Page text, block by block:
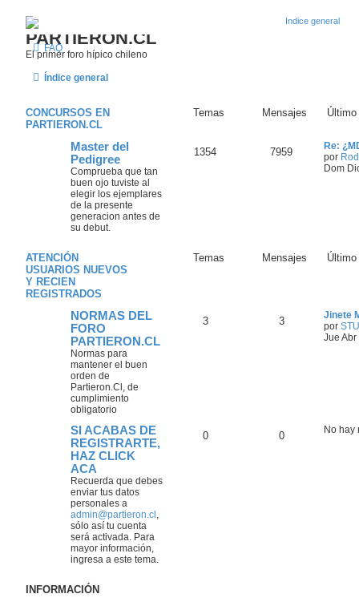
¿Qué esperas? Regístrate como usuario en
PARTIERON.CL
El primer foro hípico chileno
FAQ
Índice general
CONCURSOS EN
PARTIERON.CL
Temas Mensajes
Master del
Pedigree
Comprueba que tan
buen ojo tuviste al
elegir los ejemplares
de la presente
generacion antes de
su debut.
1354 7959
Re:
por
Dom
ATENCIÓN
USUARIOS NUEVOS
Y RECIEN
REGISTRADOS
Temas Mensajes
NORMAS DEL
FORO
PARTIERON.CL
Normas para
mantener el buen
orden de
Partieron.Cl, de
cumplimiento
obligatorio
3 3
Jinete
por
Jue
SI ACABAS DE
REGISTRARTE,
HAZ CLICK
ACA
Recuerda que debes
enviar tus datos
personales a
admin@partieron.cl ,
sólo así tu cuenta
será activada. Para
mayor información,
ingresa a este tema.
0 0 No hay
INFORMACIÓN